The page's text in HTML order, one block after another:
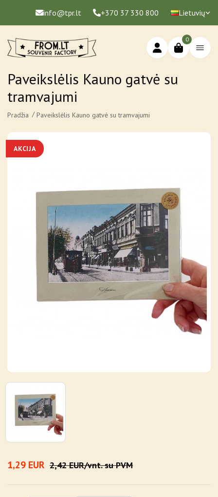
info@tpr.lt +370 37 330 800 Lietuvių
0
Paveikslėlis Kauno gatvė su
tramvajumi
Pradžia Paveikslėlis Kauno gatvė su tramvajumi
AKCIJA
1,29 EUR 2,42 EUR/vnt. su PVM